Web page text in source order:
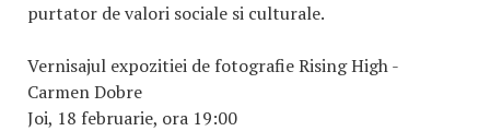
purtator de valori sociale si culturale.
Vernisajul expozitiei de fotografie Rising High -
Carmen Dobre
Joi, 18 februarie, ora 19:00